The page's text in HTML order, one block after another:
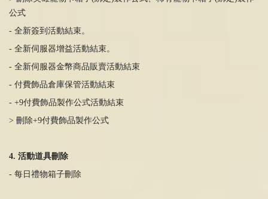
公式
- 全新簽到活動結束。
- 全新伺服器增益活動結束。
- 全新伺服器金幣商品販賣活動結束
- 付費飾品倉庫保管活動結束
- +9付費飾品製作公式活動結束
> 刪除+9付費飾品製作公式
4. 活動道具刪除
- 每日禮物箱子刪除